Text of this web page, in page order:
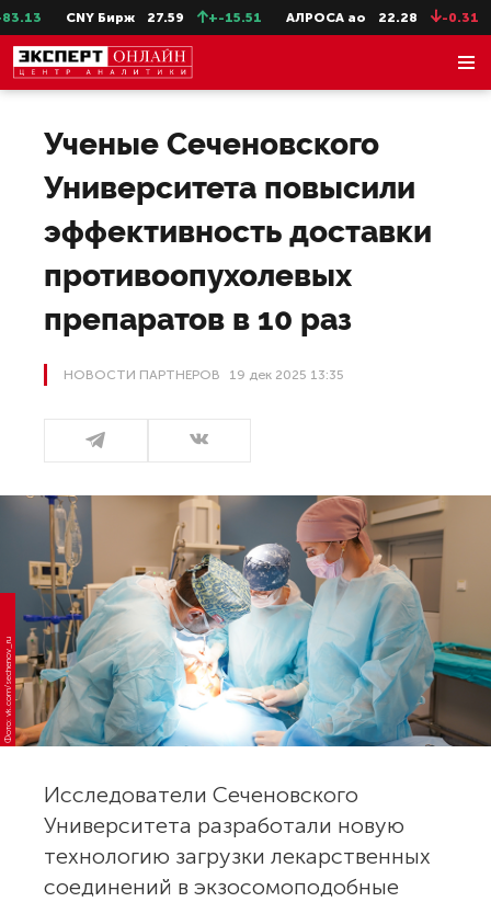
CNY Бирж 27.59 +-15.51 АЛРОСА ао 22.28 -0.31
Ученые Сеченовского
Университета повысили
эффективность доставки
противоопухолевых
препаратов в 10 раз
НОВОСТИ ПАРТНЕРОВ 19 дек 2025 13:35
Фото: vk.com/sechenov_ru
Исследователи Сеченовского
Университета разработали новую
технологию загрузки лекарственных
соединений в экзосомоподобные